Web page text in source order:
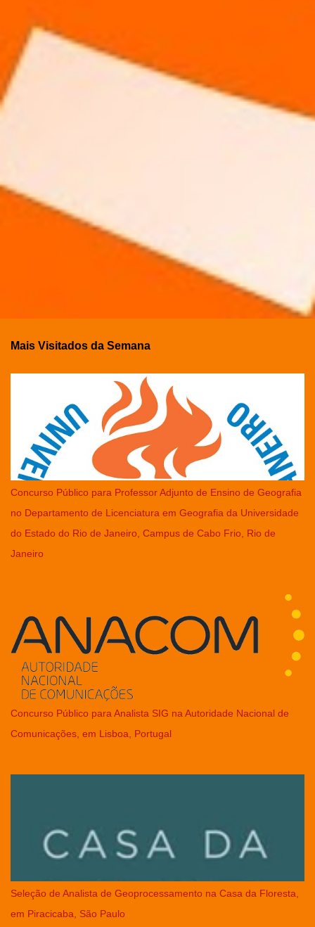
Mais Visitados da Semana
Concurso Público para Professor Adjunto de Ensino de Geografia
no Departamento de Licenciatura em Geografia da Universidade
do Estado do Rio de Janeiro, Campus de Cabo Frio, Rio de
Janeiro
Concurso Público para Analista SIG na Autoridade Nacional de
Comunicações, em Lisboa, Portugal
Seleção de Analista de Geoprocessamento na Casa da Floresta,
em Piracicaba, São Paulo